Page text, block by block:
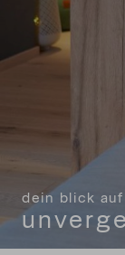
dein blick auf
dein blick auf
dein blick auf